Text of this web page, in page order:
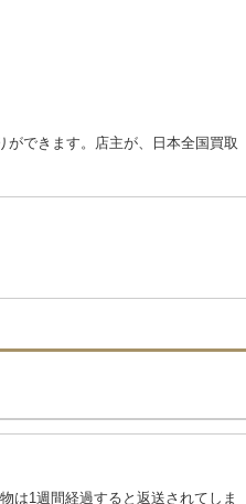
できます。店主が、日本全国買取
は1週間経過すると返送されてしま